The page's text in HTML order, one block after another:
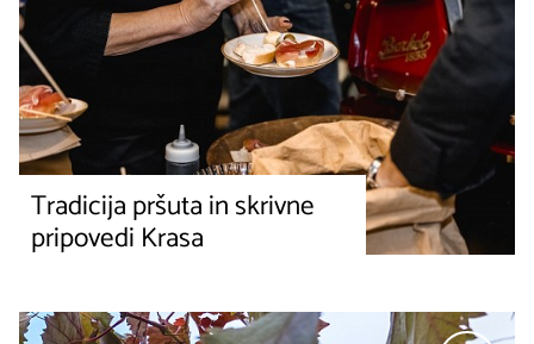
Tradicija pršuta in skrivne
pripovedi Krasa